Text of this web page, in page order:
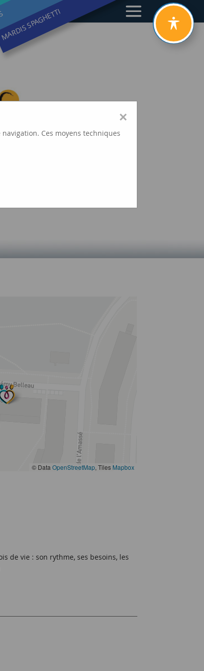
MARDIS SPAGHETTI
© Data OpenStreetMap, Tiles Mapbox
de vie : son rythme, ses besoins, les
×
Ces moyens techniques